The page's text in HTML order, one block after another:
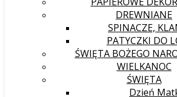
DREWNIANE
SPINACZE,
PATYCZKI DO
ŚWIĘTA BOŻEGO
WIELKANOC
ŚWIĘTA
Dzień